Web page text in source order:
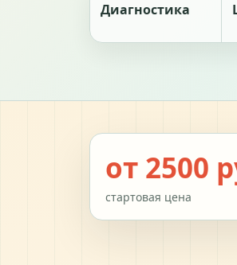
Диагностика
от 2500
стартовая цена